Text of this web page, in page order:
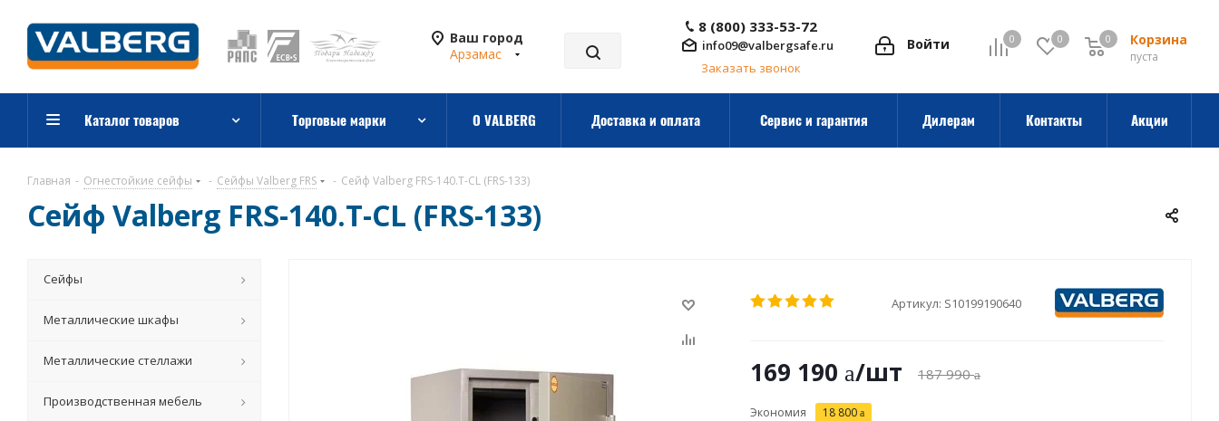
Ваш город
Арзамас
0 0 Корзина
0
пуста
0
Войти
8 (800) 333-53-72
info09@valbergsafe.ru
Заказать звонок
Каталог товаров Торговые марки О VALBERG Доставка и оплата Сервис и гарантия Дилерам Контакты Акции
Главная - Огнестойкие сейфы - Сейфы Valberg FRS - Сейф Valberg FRS-140.T-CL (FRS-133)
Сейф Valberg FRS-140.T-CL (FRS-133)
Артикул: S10199190640
169 190 /шт 187 990
Экономия 18 800
Сейфы
Металлические шкафы
Металлические стеллажи
Производственная мебель